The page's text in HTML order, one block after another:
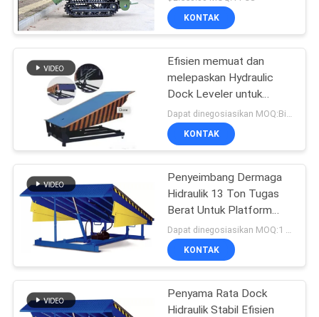
WISATA
PABRIK
KONTROL
KUALITAS
HUBUNGI
KAMI
BERITA
SITEMAP
Baterai Traksi
Forklift
114
Pengisi Daya Baterai
Forklift
56
KONTAK
Efisien memuat dan
melepaskan Hydraulic
Dock Leveler untuk
Loading Docks
KONTAK
Penyeimbang Dermaga
Hidraulik 13 Ton Tugas
Berat Untuk Platform
yang Disesuaikan di Area
Pemuatan Industri
2.2*2.5*0.6m
KONTAK
Penyama Rata Dock
Hidraulik Stabil Efisien